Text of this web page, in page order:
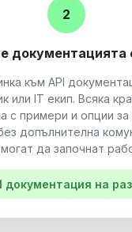
2
документацията
към API
или IT екип. Всяка
с примери и опции
допълнителна
да започнат
документация на